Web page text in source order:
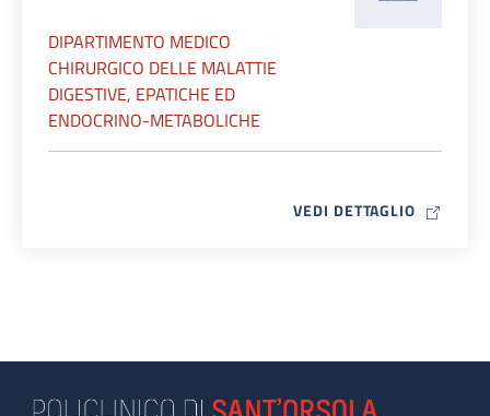
DIPARTIMENTO MEDICO
CHIRURGICO DELLE MALATTIE
DIGESTIVE, EPATICHE ED
ENDOCRINO-METABOLICHE
VEDI DETTAGLIO MAP ICON